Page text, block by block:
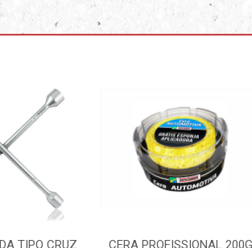
200G
ADITIVO ORGANICO ROSA